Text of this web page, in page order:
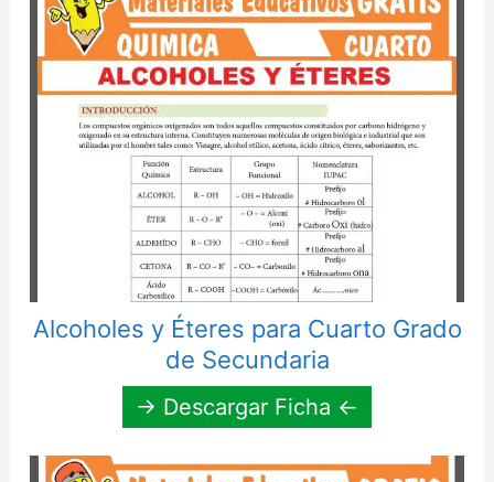
Alcoholes y Éteres para Cuarto Grado
de Secundaria
→ Descargar Ficha ←